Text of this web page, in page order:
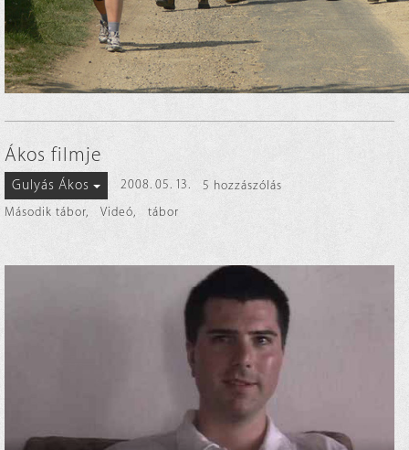
Ákos filmje
Gulyás Ákos 2008. 05. 13.
5 hozzászólás
Második tábor, Videó, tábor